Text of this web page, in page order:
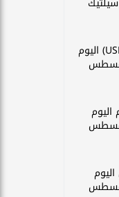
سعر تيثر (USDT) اليوم
6 أغسطس
اليوم
6 أغسطس
6 أغسطس